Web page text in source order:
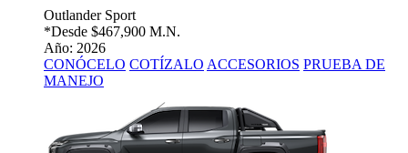
Outlander Sport
*Desde $467,900 M.N.
Año: 2026
CONÓCELO COTÍZALO ACCESORIOS PRUEBA DE
MANEJO